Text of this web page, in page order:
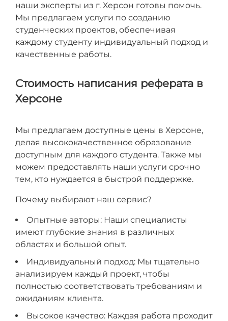
наши эксперты из г. Херсон готовы помочь.
Мы предлагаем услуги по созданию
студенческих проектов, обеспечивая
каждому студенту индивидуальный подход и
качественные работы.
Стоимость написания реферата в
Херсоне
Мы предлагаем доступные цены в Херсоне,
делая высококачественное образование
доступным для каждого студента. Также мы
можем предоставлять наши услуги срочно
тем, кто нуждается в быстрой поддержке.
Почему выбирают наш сервис?
Опытные авторы: Наши специалисты
имеют глубокие знания в различных
областях и большой опыт.
Индивидуальный подход: Мы тщательно
анализируем каждый проект, чтобы
полностью соответствовать требованиям и
ожиданиям клиента.
Высокое качество: Каждая работа проходит